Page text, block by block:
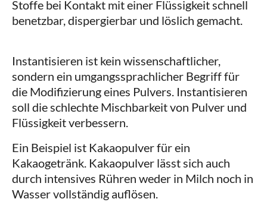
Stoffe bei Kontakt mit einer Flüssigkeit schnell
benetzbar, dispergierbar und löslich gemacht.
Instantisieren ist kein wissenschaftlicher,
sondern ein umgangssprachlicher Begriff für
die Modifizierung eines Pulvers. Instantisieren
soll die schlechte Mischbarkeit von Pulver und
Flüssigkeit verbessern.
Ein Beispiel ist Kakaopulver für ein
Kakaogetränk. Kakaopulver lässt sich auch
durch intensives Rühren weder in Milch noch in
Wasser vollständig auflösen.